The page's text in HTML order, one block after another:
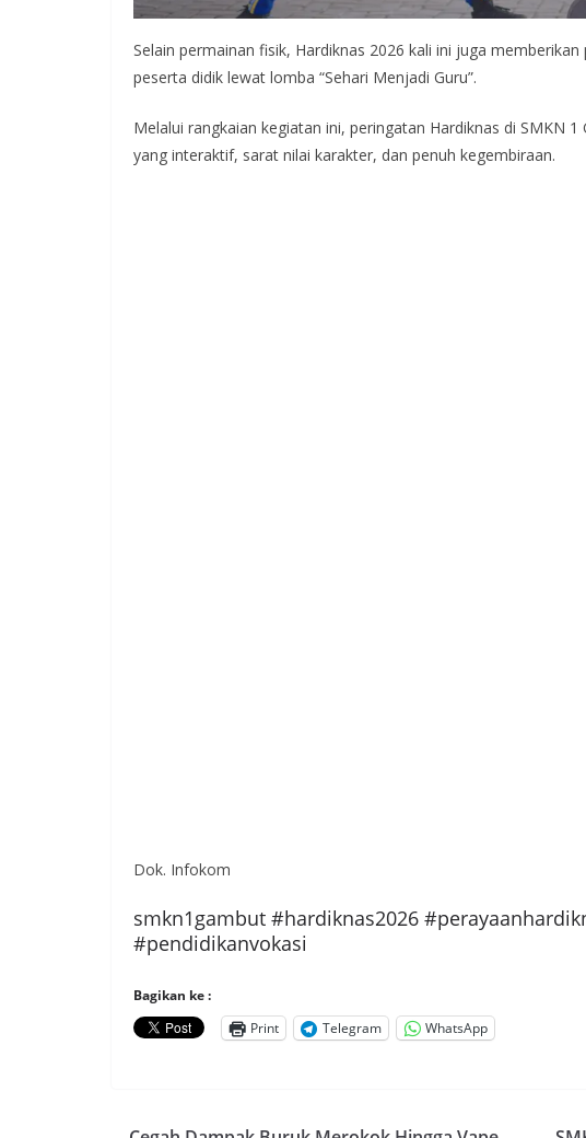
Selain permainan fisik, Hardiknas 2026 kali ini juga
peserta didik lewat lomba “Sehari Menjadi Guru”.
Melalui rangkaian kegiatan ini, peringatan Hardiknas di SMKN
yang interaktif, sarat nilai karakter, dan penuh kegembiraan.
Dok. Infokom
smkn1gambut #hardiknas2026
#pendidikanvokasi
Bagikan ke :
Print
Telegram WhatsApp